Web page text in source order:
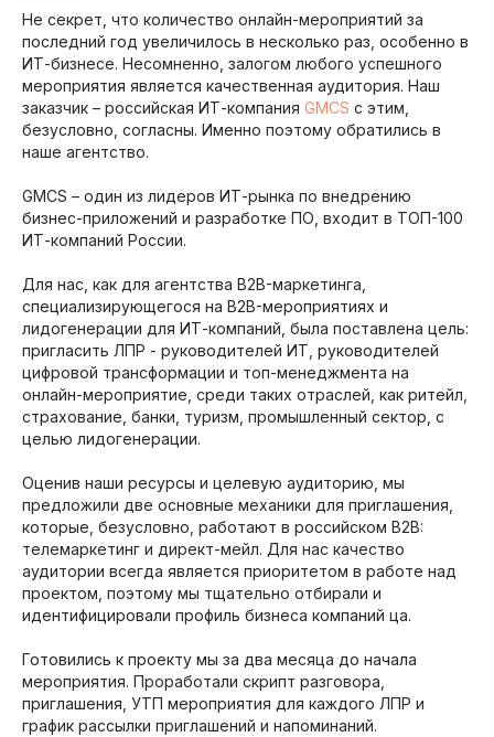
Не секрет, что количество онлайн-мероприятий за
последний год увеличилось в несколько раз, особенно в
ИТ-бизнесе. Несомненно, залогом любого успешного
мероприятия является качественная аудитория. Наш
заказчик – российская ИТ-компания GMCS с этим,
безусловно, согласны. Именно поэтому обратились в
наше агентство.
GMCS – один из лидеров ИТ-рынка по внедрению
бизнес-приложений и разработке ПО, входит в ТОП-100
ИТ-компаний России.
Для нас, как для агентства B2B-маркетинга,
специализирующегося на B2B-мероприятиях и
лидогенерации для ИТ-компаний, была поставлена цель:
пригласить ЛПР - руководителей ИТ, руководителей
цифровой трансформации и топ-менеджмента на
онлайн-мероприятие, среди таких отраслей, как ритейл,
страхование, банки, туризм, промышленный сектор, с
целью лидогенерации.
Оценив наши ресурсы и целевую аудиторию, мы
предложили две основные механики для приглашения,
которые, безусловно, работают в российском B2B:
телемаркетинг и директ-мейл. Для нас качество
аудитории всегда является приоритетом в работе над
проектом, поэтому мы тщательно отбирали и
идентифицировали профиль бизнеса компаний ца.
Готовились к проекту мы за два месяца до начала
мероприятия. Проработали скрипт разговора,
приглашения, УТП мероприятия для каждого ЛПР и
график рассылки приглашений и напоминаний.